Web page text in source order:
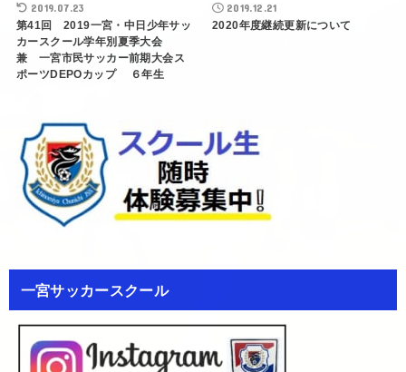
2019.07.23
第41回 2019一宮・中日少年サッ
カースクール学年別夏季大会
兼 一宮市民サッカー前期大会ス
ポーツDEPOカップ ６年生
2019.12.21
2020年度継続更新について
一宮サッカースクール